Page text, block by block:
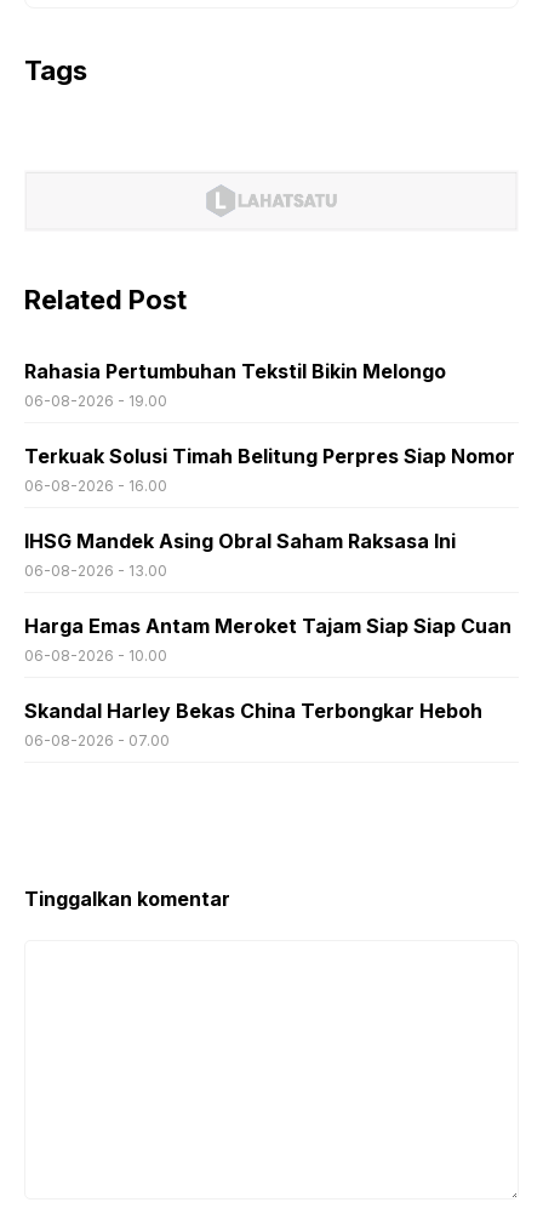
Tags
Related Post
Rahasia Pertumbuhan Tekstil Bikin Melongo
06-08-2026 - 19.00
Terkuak Solusi Timah Belitung Perpres Siap Nomor
06-08-2026 - 16.00
IHSG Mandek Asing Obral Saham Raksasa Ini
06-08-2026 - 13.00
Harga Emas Antam Meroket Tajam Siap Siap Cuan
06-08-2026 - 10.00
Skandal Harley Bekas China Terbongkar Heboh
06-08-2026 - 07.00
Tinggalkan komentar